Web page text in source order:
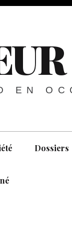
EN
Dossiers